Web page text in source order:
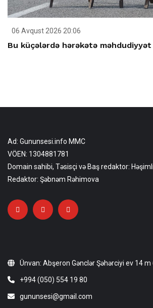
06 Avqust 2026 20:06
Bu küçələrdə hərəkətə
Ad: Gununsesi.info MMC
VÖEN: 1304881781
Domain sahibi, Təsisçi və Baş redaktor:
Redaktor: Şəbnəm Rəhimova
Ünvan: Abşeron Gənclər Şəhərciyi ev 14 m
+994 (050) 554 19 80
gununsesi@gmail.com